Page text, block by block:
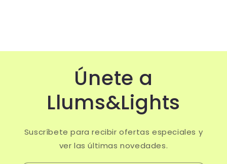
Únete a
Llums&Lights
Suscríbete para recibir ofertas especiales y
ver las últimas novedades.